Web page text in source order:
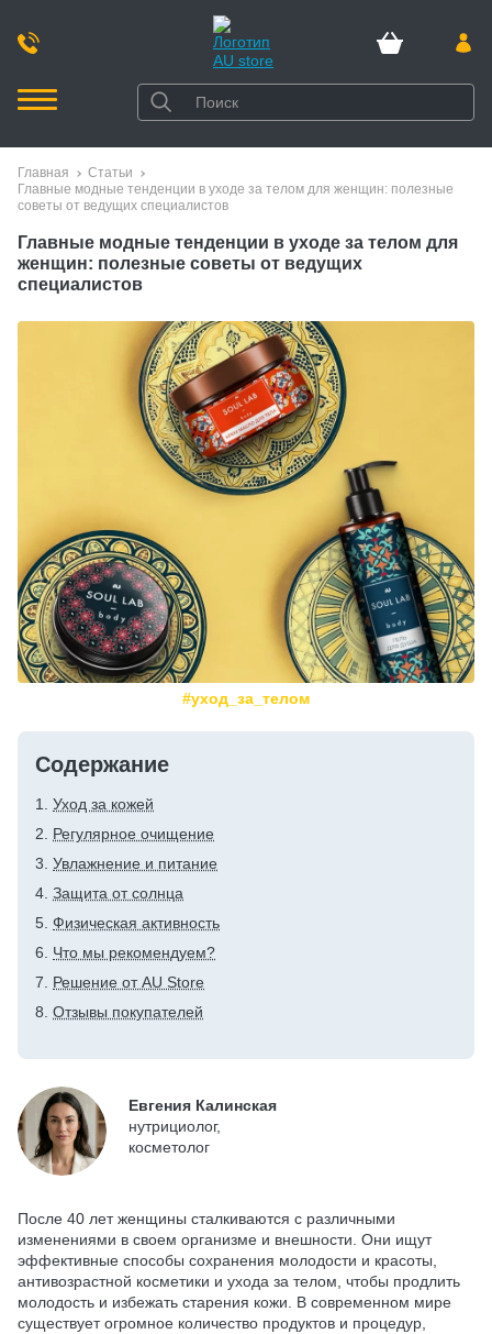
Главная
Статьи
Главные модные тенденции в уходе за телом для женщин: полезные
советы от ведущих специалистов
Главные модные тенденции в уходе за телом для
женщин: полезные советы от ведущих
специалистов
#уход_за_телом
Содержание
Уход за кожей
Регулярное очищение
Увлажнение и питание
Защита от солнца
Физическая активность
Что мы рекомендуем?
Решение от AU Store
Отзывы покупателей
Евгения Калинская
нутрициолог,
косметолог
После 40 лет женщины сталкиваются с различными
изменениями в своем организме и внешности. Они ищут
эффективные способы сохранения молодости и красоты,
антивозрастной косметики и ухода за телом, чтобы продлить
молодость и избежать старения кожи. В современном мире
существует огромное количество продуктов и процедур,